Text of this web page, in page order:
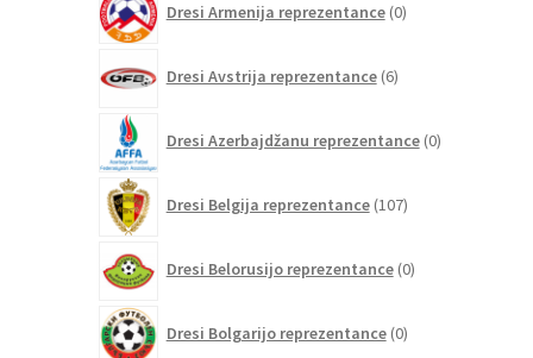
Dresi Armenija reprezentance 0izdelkov
Dresi Avstrija reprezentance 6izdelkov
Dresi Azerbajdžanu reprezentance 0izdelkov
Dresi Belgija reprezentance 107izdelkov
Dresi Belorusijo reprezentance 0izdelkov
Dresi Bolgarijo reprezentance 0izdelkov